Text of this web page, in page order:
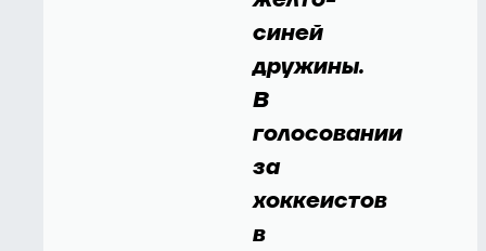
синей
дружины.
В
голосовании
за
хоккеистов
в